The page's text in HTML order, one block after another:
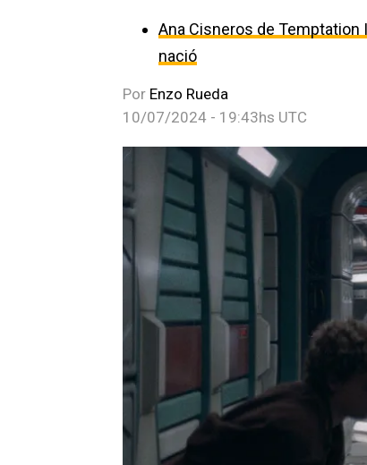
Ana Cisneros de Temptation
nació
Por Enzo Rueda
10/07/2024 - 19:43hs UTC